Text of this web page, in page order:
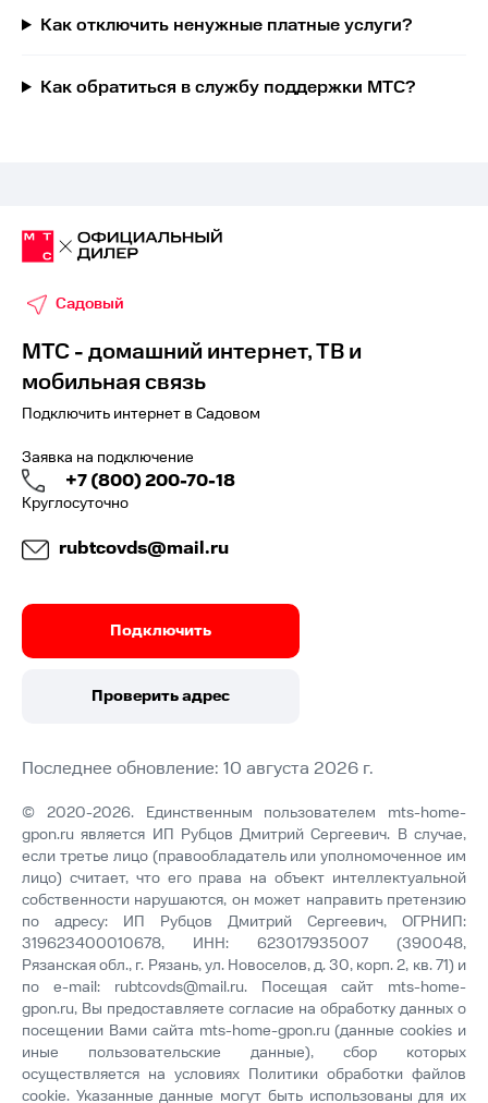
Как отключить ненужные платные услуги?
Как обратиться в службу поддержки МТС?
Садовый
МТС - домашний интернет, ТВ и
мобильная связь
Подключить интернет в Садовом
Заявка на подключение
+7 (800) 200-70-18
Круглосуточно
rubtcovds@mail.ru
Подключить
Проверить адрес
Последнее обновление: 10 августа 2026 г.
© 2020-2026. Единственным пользователем mts-home-
gpon.ru является ИП Рубцов Дмитрий Сергеевич. В случае,
если третье лицо (правообладатель или уполномоченное им
лицо) считает, что его права на объект интеллектуальной
собственности нарушаются, он может направить претензию
по адресу: ИП Рубцов Дмитрий Сергеевич, ОГРНИП:
319623400010678, ИНН: 623017935007 (390048,
Рязанская обл., г. Рязань, ул. Новоселов, д. 30, корп. 2, кв. 71) и
по e-mail: rubtcovds@mail.ru. Посещая сайт mts-home-
gpon.ru, Вы предоставляете согласие на обработку данных о
посещении Вами сайта mts-home-gpon.ru (данные cookies и
иные пользовательские данные), сбор которых
осуществляется на условиях Политики обработки файлов
cookie. Указанные данные могут быть использованы для их